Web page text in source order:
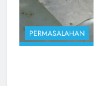
PERMASALAHAN